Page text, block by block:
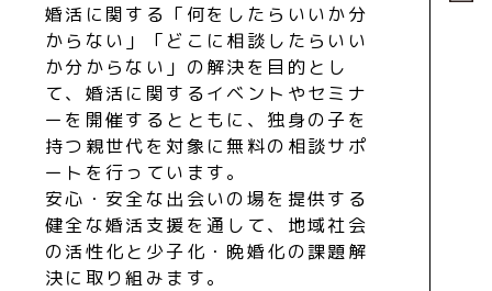
婚活に関する「何をしたらいいか分
からない」「どこに相談したらいい
か分からない」の解決を目的とし
て、婚活に関するイベントやセミナ
ーを開催するとともに、独身の子を
持つ親世代を対象に無料の相談サポ
ートを行っています。
安心・安全な出会いの場を提供する
健全な婚活支援を通して、地域社会
の活性化と少子化・晩婚化の課題解
決に取り組みます。